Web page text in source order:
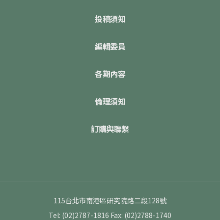
投稿須知
編輯委員
各期內容
倫理須知
訂購與聯繫
115台北市南港區研究院路二段128號
Tel: (02)2787-1816 Fax: (02)2788-1740